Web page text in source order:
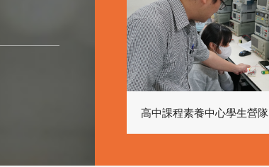
高中課程素養中心學生營隊